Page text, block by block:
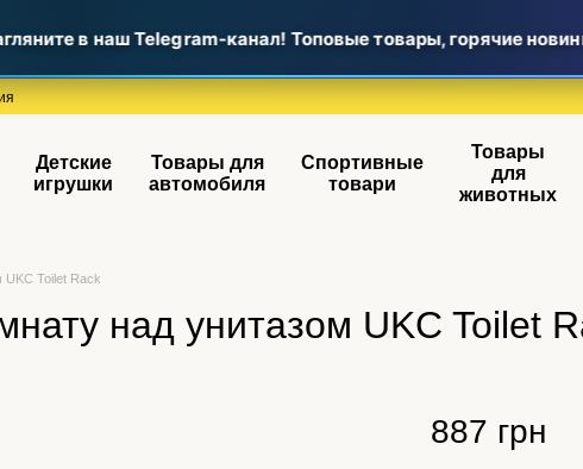
в наш Telegram-канал! Топовые товары, горячие
Детские
игрушки
Товары для
автомобиля
Спортивные
товари
Товары
для
животных
UKC Toilet Rack
над унитазом UKC Toilet
887 грн